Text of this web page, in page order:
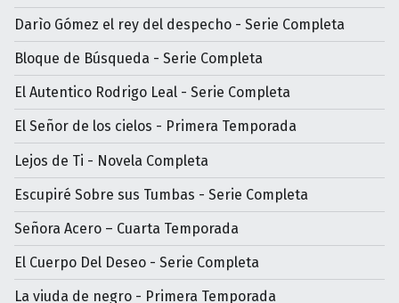
Darìo Gómez el rey del despecho - Serie Completa
Bloque de Búsqueda - Serie Completa
El Autentico Rodrigo Leal - Serie Completa
El Señor de los cielos - Primera Temporada
Lejos de Ti - Novela Completa
Escupiré Sobre sus Tumbas - Serie Completa
Señora Acero – Cuarta Temporada
El Cuerpo Del Deseo - Serie Completa
La viuda de negro - Primera Temporada